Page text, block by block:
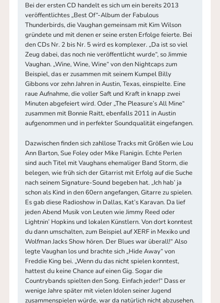
Bei der ersten CD handelt es sich um ein bereits 2013
veröffentlichtes „Best Of“-Album der Fabulous
Thunderbirds, die Vaughan gemeinsam mit Kim Wilson
gründete und mit denen er seine ersten Erfolge feierte. Bei
den CDs Nr. 2 bis Nr. 5 wird es komplexer. „Da ist so viel
Zeug dabei, das noch nie veröffentlicht wurde“, so Jimmie
Vaughan. „Wine, Wine, Wine“ von den Nightcaps zum
Beispiel, das er zusammen mit seinem Kumpel Billy
Gibbons vor zehn Jahren in Austin, Texas, einspielte. Eine
raue Aufnahme, die voller Saft und Kraft in knapp zwei
Minuten abgefeiert wird. Oder „The Pleasure’s All Mine“
zusammen mit Bonnie Raitt, ebenfalls 2011 in Austin
aufgenommen und in perfekter Soundqualität eingefangen.
Dazwischen finden sich zahllose Tracks mit Größen wie Lou
Ann Barton, Sue Foley oder Mike Flanigin. Echte Perlen
sind auch Titel mit Vaughans ehemaliger Band Storm, die
belegen, wie früh sich der Gitarrist mit Erfolg auf die Suche
nach seinem Signature-Sound begeben hat. „Ich hab’ ja
schon als Kind in den 60ern angefangen, Gitarre zu spielen.
Es gab diese Radioshow in Dallas, Kat’s Karavan. Da lief
jeden Abend Musik von Leuten wie Jimmy Reed oder
Lightnin’ Hopkins und lokalen Künstlern. Von dort konntest
du dann umschalten, zum Beispiel auf XERF in Mexiko und
Wolfman Jacks Show hören. Der Blues war überall!“ Also
legte Vaughan los und brachte sich „Hide Away“ von
Freddie King bei. „Wenn du das nicht spielen konntest,
hattest du keine Chance auf einen Gig. Sogar die
Countrybands spielten den Song. Einfach jeder!“ Dass er
wenige Jahre später mit vielen Idolen seiner Jugend
zusammenspielen würde, war da natürlich nicht abzusehen.